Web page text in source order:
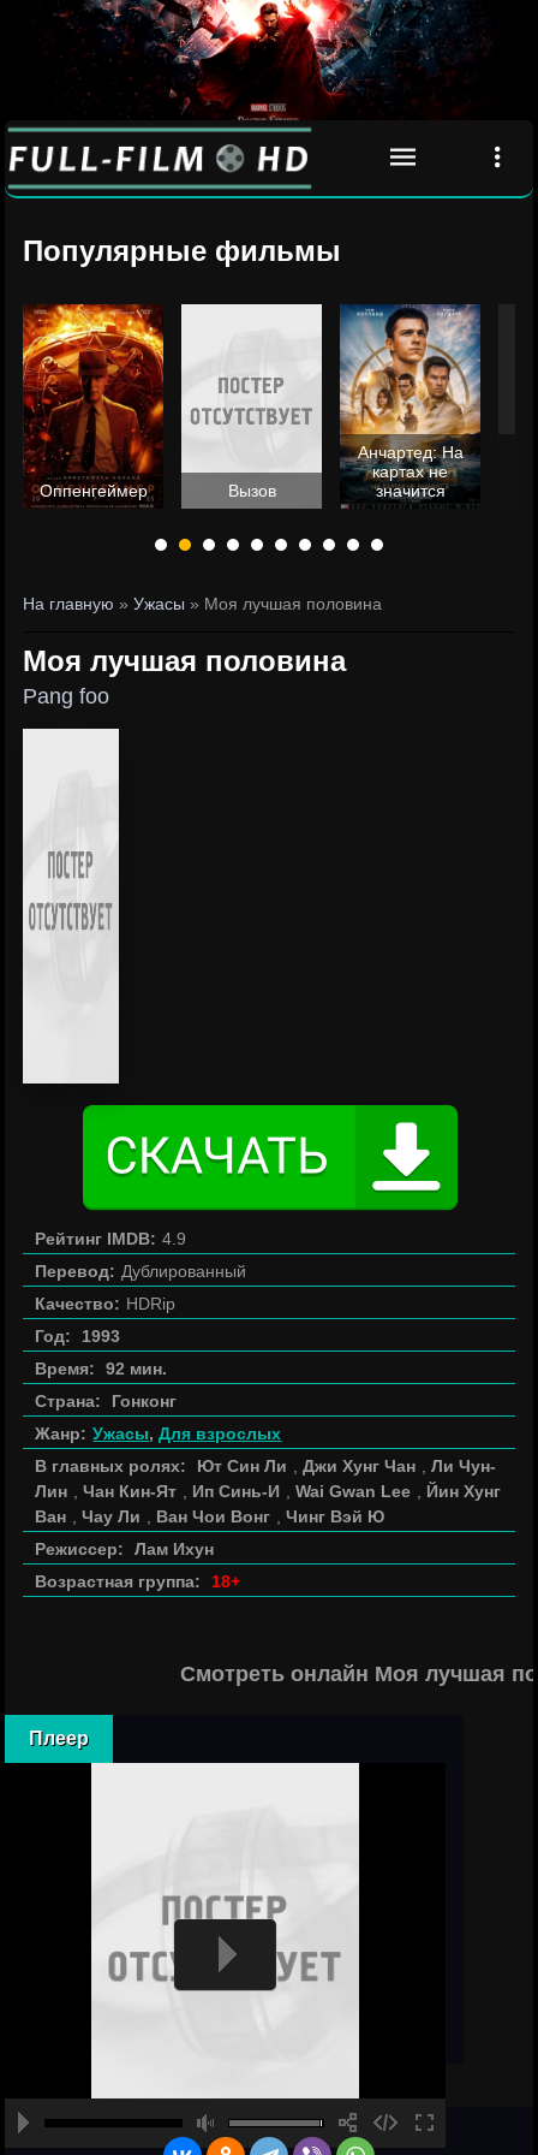
Популярные фильмы
Оппенгеймер Вызов
Анчартед: На
картах не
значится
На главную »Ужасы » Моя лучшая половина
Моя лучшая половина
Pang foo
Рейтинг IMDB: 4.9
Перевод: Дублированный
Качество: HDRip
Год:
1993
Время:
92 мин.
Страна:
Гонконг
Жанр: Ужасы,Для взрослых
В главных ролях:
Ют Син Ли ,Джи Хунг Чан ,Ли Чун-
Лин
,Чан Кин-Ят Ип Синь-И ,Wai Gwan Lee
Йин Хунг
Ван
,Чау Ли Ван Чои Вонг ,Чинг Вэй Ю
Режиссер:
Лам Ихун
Возрастная группа:
18+
Смотреть онлайн Моя лучшая
Плеер